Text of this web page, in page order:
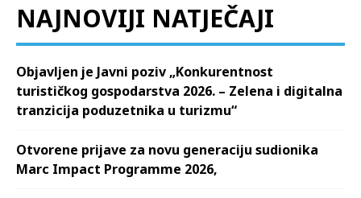
NAJNOVIJI NATJEČAJI
Objavljen je Javni poziv „Konkurentnost
turističkog gospodarstva 2026. – Zelena i digitalna
tranzicija poduzetnika u turizmu“
Otvorene prijave za novu generaciju sudionika
Marc Impact Programme 2026,